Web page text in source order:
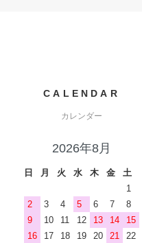
CALENDAR
カレンダー
2026年8月
日 月 火 水 木 金
土
1
2
3 4 5 6 7
8
9
10 11 12 13 14
15
16
17 18 19 20 21 22